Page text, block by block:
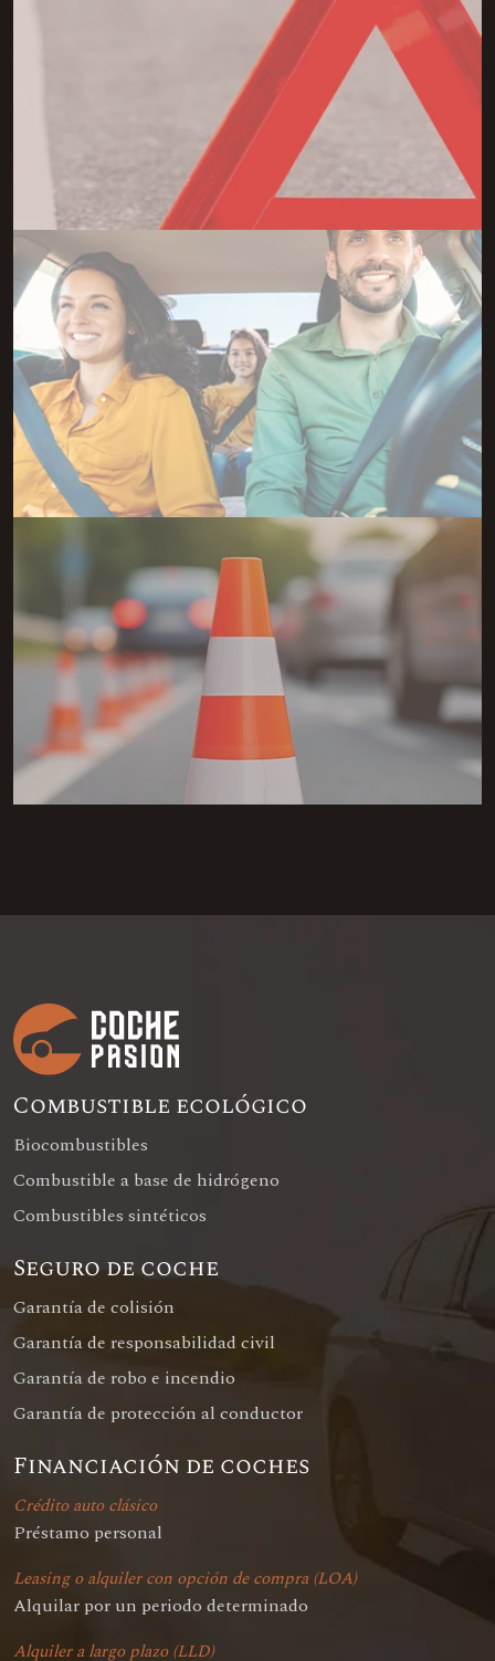
Combustible ecológico
Biocombustibles
Combustible a base de hidrógeno
Combustibles sintéticos
Seguro de coche
Garantía de colisión
Garantía de responsabilidad civil
Garantía de robo e incendio
Garantía de protección al conductor
Financiación de coches
Crédito auto clásico
Préstamo personal
Leasing o alquiler con opción de compra (LOA)
Alquilar por un periodo determinado
Alquiler a largo plazo (LLD)